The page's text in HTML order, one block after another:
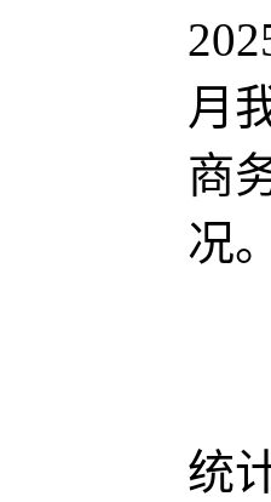
月
商
况
统